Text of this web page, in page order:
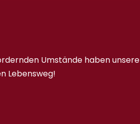
Umstände haben unsere
Lebensweg!